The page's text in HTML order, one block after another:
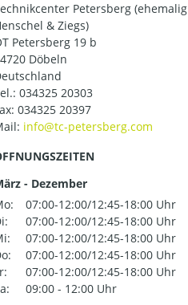
Petersberg (ehemalig
& Ziegs)
Petersberg 19 b
Döbeln
034325 20303
034325 20397
- Dezember
07:00-12:00/12:45-18:00 Uhr
07:00-12:00/12:45-18:00 Uhr
07:00-12:00/12:45-18:00 Uhr
07:00-12:00/12:45-18:00 Uhr
07:00-12:00/12:45-18:00 Uhr
09:00 - 12:00 Uhr